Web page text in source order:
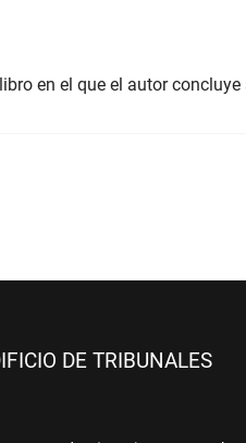
en el que el autor
DE TRIBUNALES